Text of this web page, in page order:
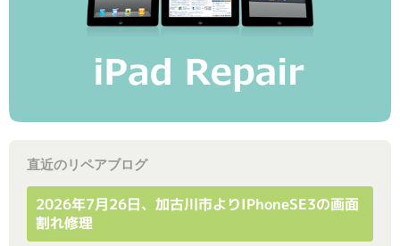
直近のリペアブログ
2026年7月26日、加古川市よりiPhoneSE3の画面
割れ修理